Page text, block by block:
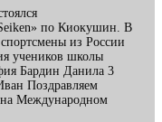
по Киокушин. В
из России
учеников школы
Бардин Данила 3
Поздравляем
Международном